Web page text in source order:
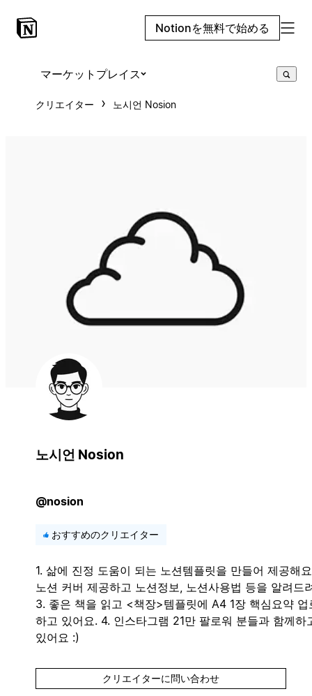
Notionを無料で始める
マーケットプレイス
クリエイター 노시언 Nosion
노시언 Nosion
@nosion
おすすめのクリエイター
1. 삶에 진정 도움이 되는 노션템플릿을 만들어 제공해
노션 커버 제공하고 노션정보, 노션사용법 등을 알려드
3. 좋은 책을 읽고 <책장>템플릿에 A4 1장 핵심요약 업
하고 있어요. 4. 인스타그램 21만 팔로워 분들과 함께하
있어요 :)
クリエイターに問い合わせ